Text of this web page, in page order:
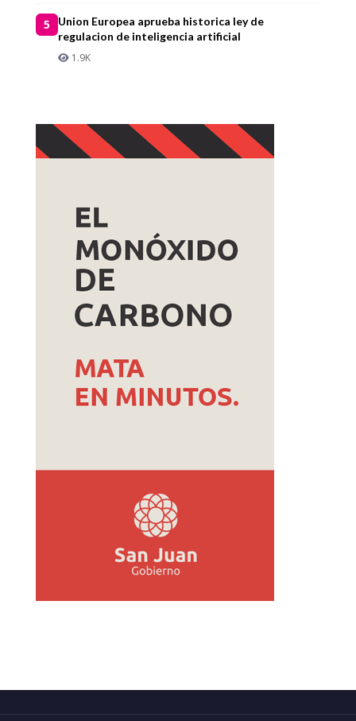
5
Union Europea aprueba historica ley de
regulacion de inteligencia artificial
1.9K